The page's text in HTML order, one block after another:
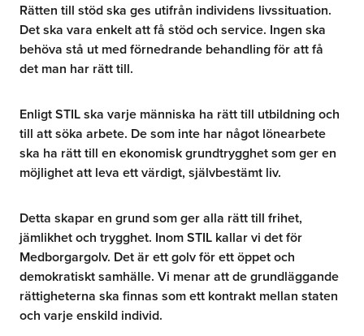
Rätten till stöd ska ges utifrån individens livssituation.
Det ska vara enkelt att få stöd och service. Ingen ska
behöva stå ut med förnedrande behandling för att få
det man har rätt till.
Enligt STIL ska varje människa ha rätt till utbildning och
till att söka arbete. De som inte har något lönearbete
ska ha rätt till en ekonomisk grundtrygghet som ger en
möjlighet att leva ett värdigt, självbestämt liv.
Detta skapar en grund som ger alla rätt till frihet,
jämlikhet och trygghet. Inom STIL kallar vi det för
Medborgargolv. Det är ett golv för ett öppet och
demokratiskt samhälle. Vi menar att de grundläggande
rättigheterna ska finnas som ett kontrakt mellan staten
och varje enskild individ.